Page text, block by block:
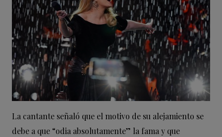
La cantante señaló que el motivo de su alejamiento se
debe a que “odia absolutamente” la fama y que